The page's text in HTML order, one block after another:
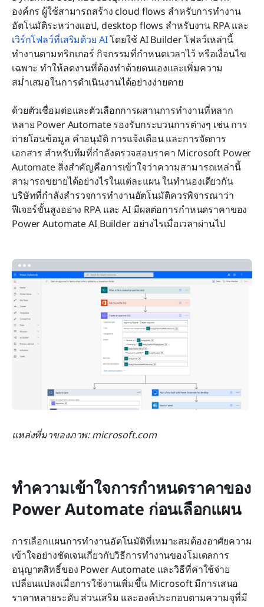
องค์กร ผู้ใช้สามารถสร้าง cloud flows สำหรับการทำงาน
เวิร์กโฟลว์ที่เสริมด้วย AI โดยใช้ AI Builder โฟลว์เหล่านี้
ทำงานตามทริกเกอร์ กิจกรรมที่กำหนดเวลาไว้ หรือเงื่อนไข
เฉพาะ ทำให้ลดงานที่ต้องทำด้วยตนเองและเพิ่มความ
สม่ำเสมอในการดำเนินงานได้อย่างง่ายดาย
ด้วยตัวเชื่อมต่อและตัวเลือกการผสานการทำงานที่หลาก
หลาย Power Automate รองรับกระบวนการต่างๆ เช่น การ
ถ่ายโอนข้อมูล คำอนุมัติ การแจ้งเตือน และการจัดการ
เอกสาร สำหรับทีมที่กำลังตรวจสอบราคา Microsoft Power
Automate สิ่งสำคัญคือการเข้าใจว่าความสามารถเหล่านี้
สามารถขยายได้อย่างไรในแต่ละแผน ในทำนองเดียวกัน
บริษัทที่กำลังสำรวจการทำงานอัตโนมัติควรพิจารณาว่า
ฟีเจอร์ขั้นสูงอย่าง RPA และ AI มีผลต่อการกำหนดราคาของ
Power Automate AI Builder อย่างไรเมื่อเวลาผ่านไป
แหล่งที่มาของภาพ: microsoft.com
ทำความเข้าใจการกำหนดราคาของ
Power Automate ก่อนเลือกแผน
การเลือกแผนการทำงานอัตโนมัติที่เหมาะสมต้องอาศัยความ
เข้าใจอย่างชัดเจนเกี่ยวกับวิธีการทำงานของโมเดลการ
อนุญาตสิทธิ์ของ Power Automate และวิธีที่ค่าใช้จ่าย
เปลี่ยนแปลงเมื่อการใช้งานเพิ่มขึ้น Microsoft มีการเสนอ
ราคาหลายระดับ ส่วนเสริม และองค์ประกอบตามความจุที่มี